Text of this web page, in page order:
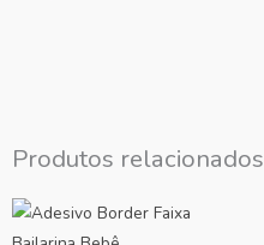
Produtos relacionados